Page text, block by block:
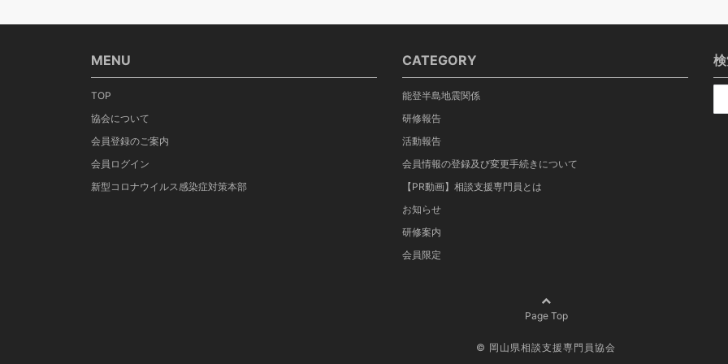
MENU
TOP
協会について
会員登録のご案内
会員ログイン
新型コロナウイルス感染症対策本部
CATEGORY
能登半島地震関係
研修報告
活動報告
会員情報の登録及び変更手続きについて
【PR動画】相談支援専門員とは
お知らせ
研修案内
会員限定
Page Top
© 岡山県相談支援専門員協会